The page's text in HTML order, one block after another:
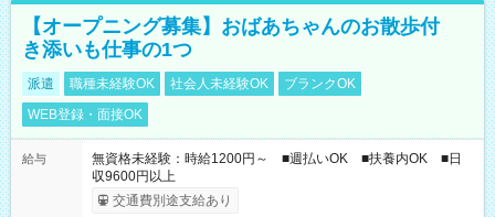
【オープニング募集】おばあちゃんのお散歩付
き添いも仕事の1つ
派遣 職種未経験OK 社会人未経験OK
ブランクOK
WEB登録・面接OK
給与
無資格未経験：時給1200円～ ■週払いOK ■扶養内OK ■日
収9600円以上
交通費別途支給あり